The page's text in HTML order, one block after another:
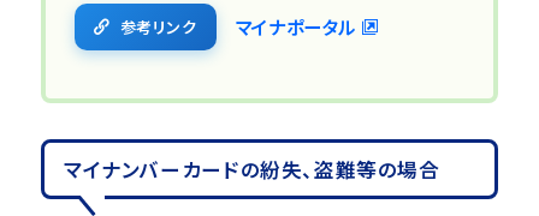
参考リンク マイナポータル
マイナンバーカードの紛失、盗難等の場合